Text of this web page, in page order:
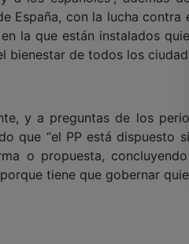
España, con la lucha
la que están instalados
bienestar de todos los
y a preguntas de los
que “el PP está
o propuesta,
tiene que gobernar